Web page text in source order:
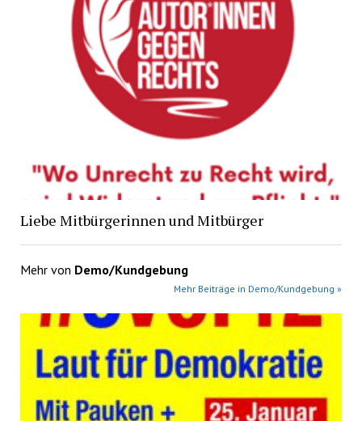
Liebe Mitbürgerinnen und Mitbürger
Mehr von Demo/Kundgebung
Mehr Beiträge in Demo/Kundgebung »